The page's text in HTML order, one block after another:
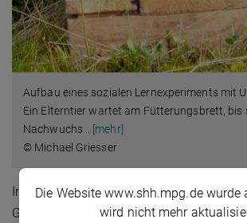
Aufbau eines sozialen Lernexperiments mit
Ein Elterntier wartet am Fütterungsbrett, bis
Nachwuchs…
[mehr]
© Michael Griesser
In Neukaledonien untersuchten
Geradschnabelkrähen, um zu verstehen,
Die Website www.shh.mpg.de wurde
wird nicht mehr